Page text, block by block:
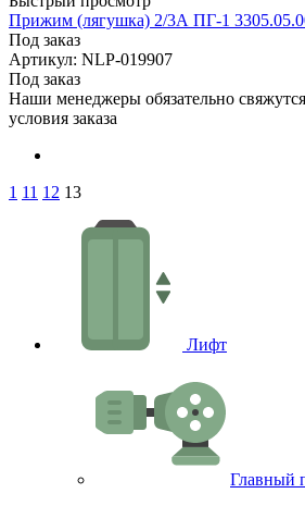
Прижим (лягушка) 2/3А ПГ-1
Под заказ
Артикул: NLP-019907
Под заказ
Наши менеджеры обязательно
условия заказа
1 11 12 13
Лифт
Главный